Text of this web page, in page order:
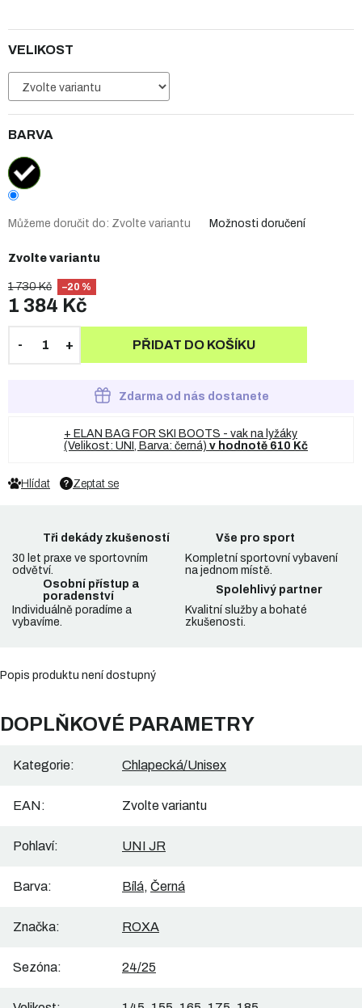
1 730 Kč –20 %
1 384 Kč
Zvolte variantu
VELIKOST
BARVA
Můžeme doručit do: Zvolte variantu Možnosti doručení
PŘIDAT DO KOŠÍKU
Zdarma od nás dostanete
+ ELAN BAG FOR SKI BOOTS - vak na lyžáky
(Velikost: UNI, Barva: černá) v hodnotě 610 Kč
Zeptat se
Hlídat
Tři dekády zkušeností
30 let praxe ve sportovním
odvětví.
Vše pro sport
Kompletní sportovní vybavení
na jednom místě.
Osobní přístup a
poradenství
Individuálně poradíme a
vybavíme.
Spolehlivý partner
Kvalitní služby a bohaté
zkušenosti.
Popis produktu není dostupný
DOPLŇKOVÉ PARAMETRY
Kategorie: Chlapecká/Unisex
EAN: Zvolte variantu
Pohlaví: UNI JR
Barva: Bílá, Černá
Značka: ROXA
Sezóna: 24/25